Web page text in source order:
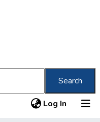
Search
Log In (current)